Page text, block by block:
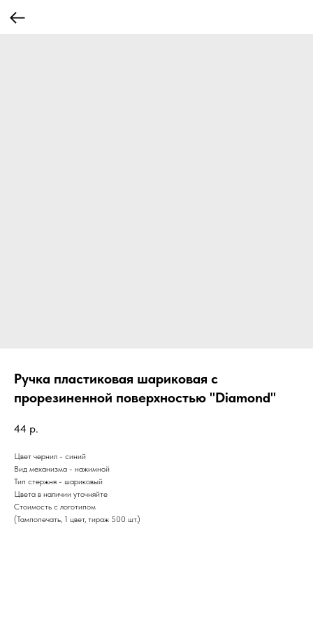
Ручка пластиковая шариковая с
прорезиненной поверхностью "Diamond"
44 р.
Цвет чернил - синий
Вид механизма - нажимной
Тип стержня - шариковый
Цвета в наличии уточняйте
Стоимость с логотипом
(Тампопечать, 1 цвет, тираж 500 шт.)